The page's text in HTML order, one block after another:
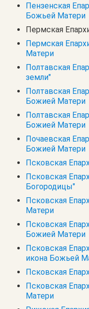
Пензенская
Божьей Матери
Пермская
Пермская
Матери
Полтавская
земли"
Полтавская
Божией Матери
Полтавская
Божией Матери
Почаевская
Божией Матери
Псковская
Псковская
Богородицы"
Псковская
Матери
Псковская
Божией Матери
Псковская
икона Божьей
Псковская
Псковская
Матери